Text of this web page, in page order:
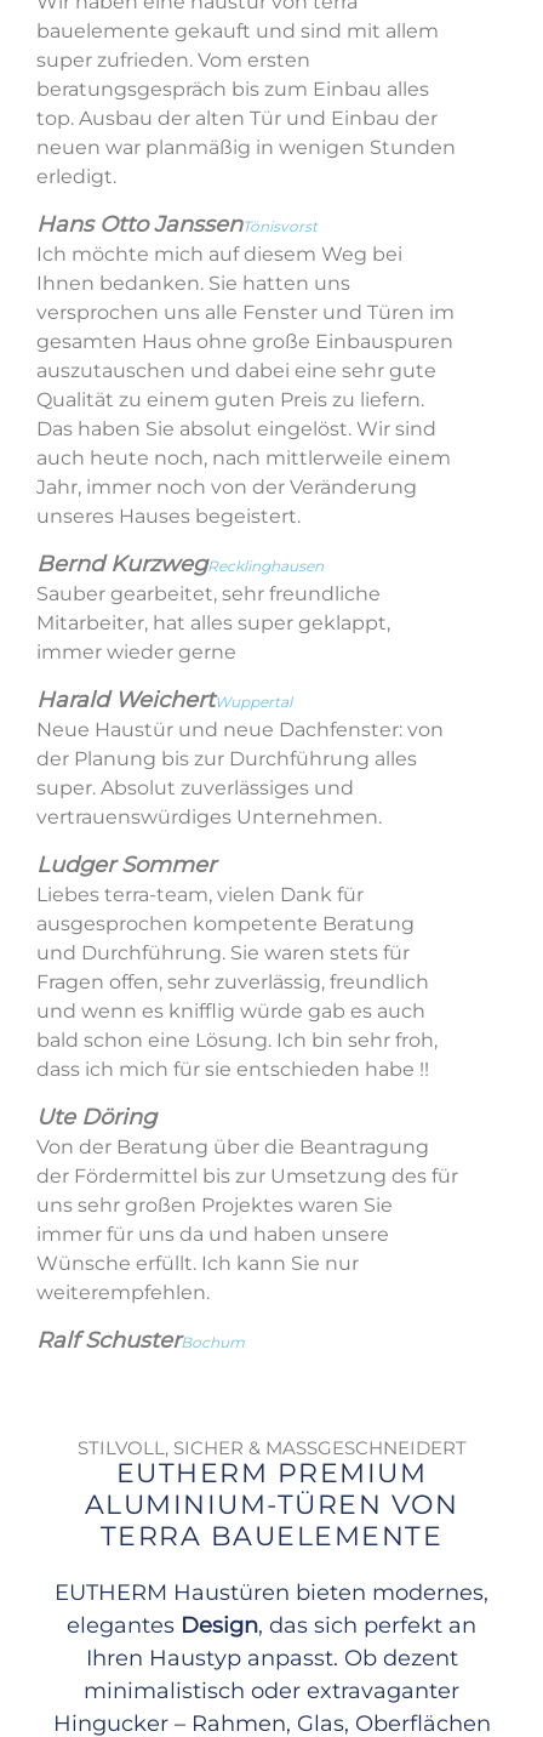
bauelemente gekauft und sind mit allem
super zufrieden. Vom ersten
beratungsgespräch bis zum Einbau alles
top. Ausbau der alten Tür und Einbau der
neuen war planmäßig in wenigen Stunden
erledigt.
Hans Otto JanssenTönisvorst
Ich möchte mich auf diesem Weg bei
Ihnen bedanken. Sie hatten uns
versprochen uns alle Fenster und Türen im
gesamten Haus ohne große Einbauspuren
auszutauschen und dabei eine sehr gute
Qualität zu einem guten Preis zu liefern.
Das haben Sie absolut eingelöst. Wir sind
auch heute noch, nach mittlerweile einem
Jahr, immer noch von der Veränderung
unseres Hauses begeistert.
Bernd KurzwegRecklinghausen
Sauber gearbeitet, sehr freundliche
Mitarbeiter, hat alles super geklappt,
immer wieder gerne
Harald WeichertWuppertal
Neue Haustür und neue Dachfenster: von
der Planung bis zur Durchführung alles
super. Absolut zuverlässiges und
vertrauenswürdiges Unternehmen.
Ludger Sommer
Liebes terra-team, vielen Dank für
ausgesprochen kompetente Beratung
und Durchführung. Sie waren stets für
Fragen offen, sehr zuverlässig, freundlich
und wenn es knifflig würde gab es auch
bald schon eine Lösung. Ich bin sehr froh,
dass ich mich für sie entschieden habe !!
Ute Döring
Von der Beratung über die Beantragung
der Fördermittel bis zur Umsetzung des für
uns sehr großen Projektes waren Sie
immer für uns da und haben unsere
Wünsche erfüllt. Ich kann Sie nur
weiterempfehlen.
Ralf SchusterBochum
STILVOLL, SICHER & MASSGESCHNEIDERT
EUTHERM PREMIUM
ALUMINIUM-TÜREN VON
TERRA BAUELEMENTE
EUTHERM Haustüren bieten modernes,
elegantes Design, das sich perfekt an
Ihren Haustyp anpasst. Ob dezent
minimalistisch oder extravaganter
Hingucker – Rahmen, Glas, Oberflächen